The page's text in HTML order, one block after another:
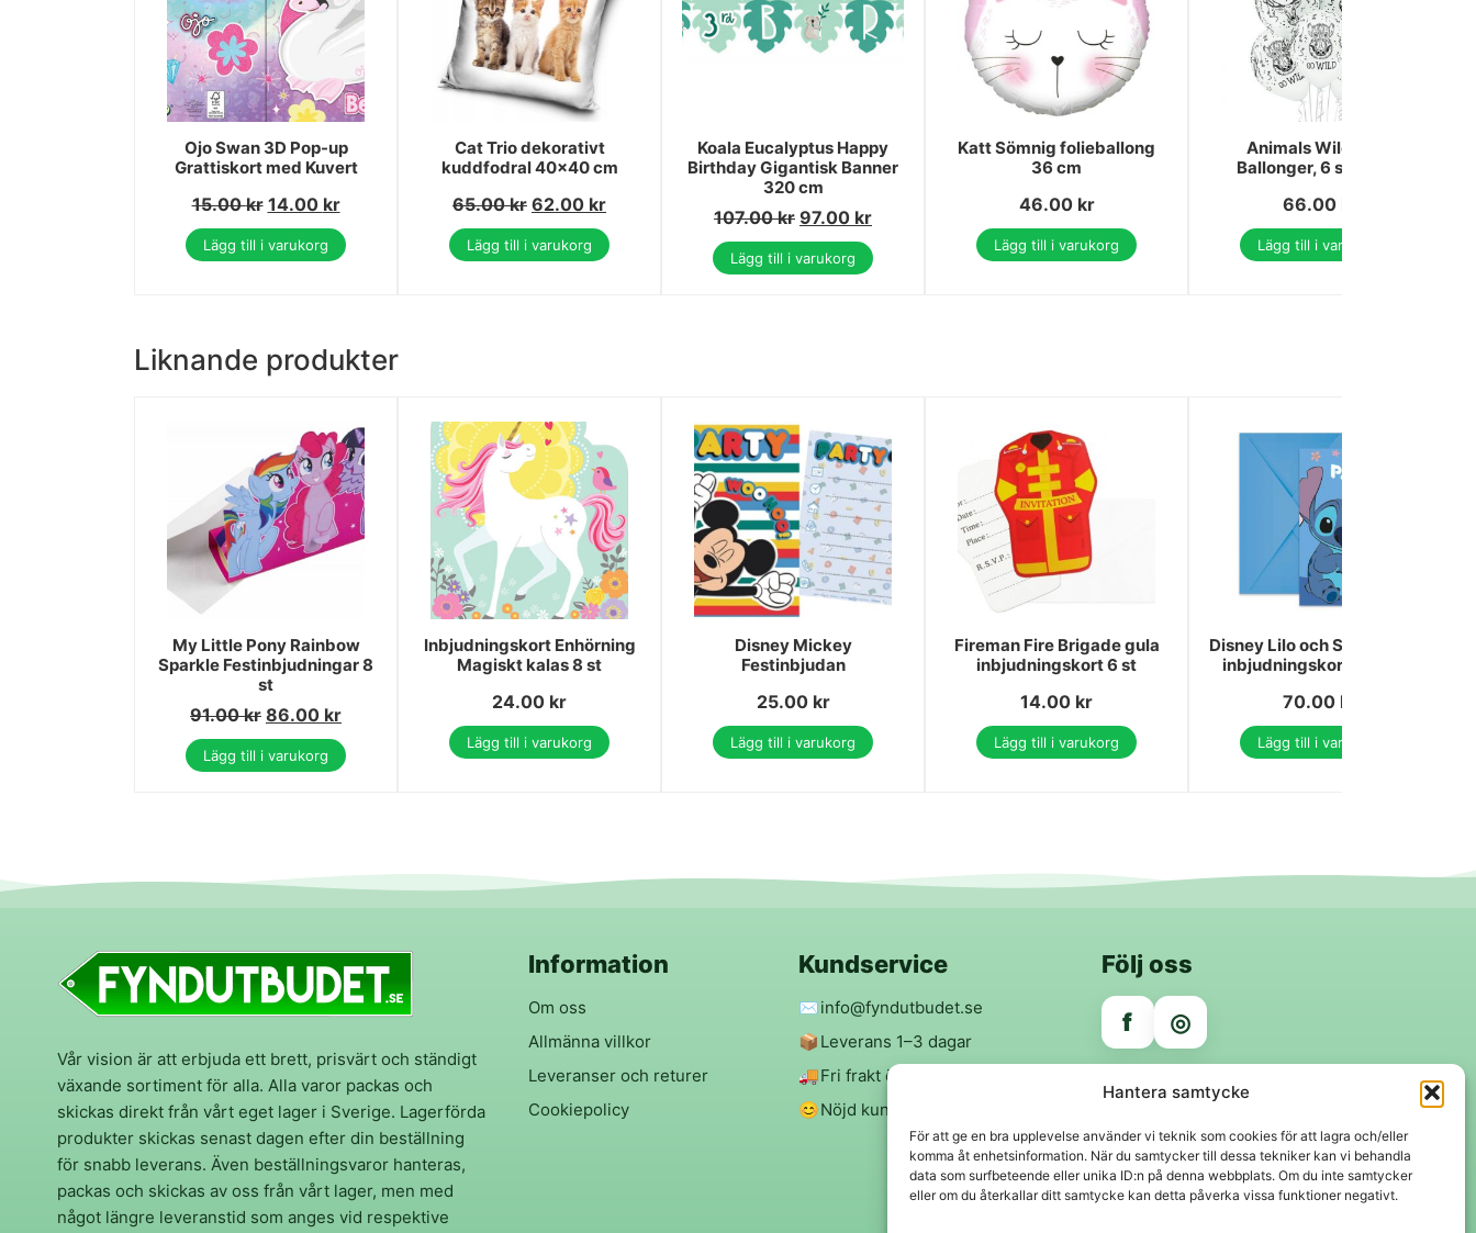
Hantera samtycke
För att ge en bra upplevelse använder vi teknik som cookies för att lagra och/eller
komma åt enhetsinformation. När du samtycker till dessa tekniker kan vi behandla
data som surfbeteende eller unika ID:n på denna webbplats. Om du inte samtycker
eller om du återkallar ditt samtycke kan detta påverka vissa funktioner negativt.
Ojo Swan 3D Pop-up
Grattiskort med Kuvert
15.00kr 14.00 kr
Lägg till i varukorg
Cat Trio dekorativt
kuddfodral 40x40 cm
65.00kr 62.00 kr
Lägg till i varukorg
Koala Eucalyptus Happy
Birthday Gigantisk Banner
320 cm
107.00kr 97.00 kr
Lägg till i varukorg
Katt Sömnig folieballong
36 cm
46.00 kr
Lägg till i varukorg
Animals Wild Deer
Ballonger, 6 st 30 cm
66.00
Lägg till i varukorg
Liknande produkter
My Little Pony Rainbow
Sparkle Festinbjudningar 8
st
91.00kr 86.00 kr
Lägg till i varukorg
Inbjudningskort Enhörning
Magiskt kalas 8 st
24.00 kr
Lägg till i varukorg
Disney Mickey
Festinbjudan
25.00 kr
Lägg till i varukorg
Fireman Fire Brigade gula
inbjudningskort 6 st
14.00 kr
Lägg till i varukorg
Disney Lilo och Stitch Angel
inbjudningskort 6 st FSC
70.00 kr
Lägg till i varukorg
Vår vision är att erbjuda ett brett, prisvärt och ständigt
växande sortiment för alla. Alla varor packas och
skickas direkt från vårt eget lager i Sverige. Lagerförda
produkter skickas senast dagen efter din beställning
för snabb leverans. Även beställningsvaror hanteras,
packas och skickas av oss från vårt lager, men med
något längre leveranstid som anges vid respektive
Information
Om oss
Allmänna villkor
Leveranser och returer
Cookiepolicy
Kundservice
✉️info@fyndutbudet.se
📦 Leverans 1–3 dagar
🚚Fri frakt över 299 kr
😊Nöjd kund-garanti
Följ oss
f ◎
Trygga betalningar
Klarna VISA Mastercard Swish